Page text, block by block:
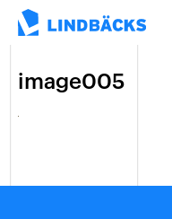
image005